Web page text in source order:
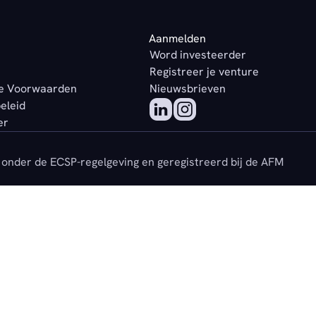
Voorwaarden
Aanmelden
Word investeerder
Registreer je venture
Nieuwsbrieven
de ECSP-regelgeving en geregistreerd bij de AFM